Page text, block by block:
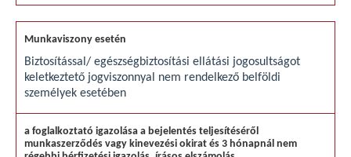
Biztosítással/ egészségbiztosítási ellátási jogosultságot
keletkeztető jogviszonnyal nem rendelkező belföldi
személyek esetében